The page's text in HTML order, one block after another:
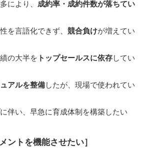
により、 成約率・成約件数が落ちてい
を言語化できず、 競合負けが増えてい
の大半を トップセールスに依存してい
アルを整備したが、現場で使われてい
に伴い、早急に育成体制を構築したい
ントを機能させたい］